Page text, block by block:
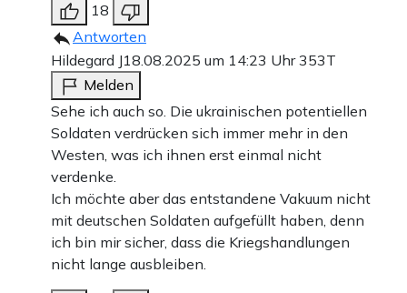
18
Antworten
Hildegard J18.08.2025 um 14:23 Uhr353T
Melden
Sehe ich auch so. Die ukrainischen potentiellen
Soldaten verdrücken sich immer mehr in den
Westen, was ich ihnen erst einmal nicht
verdenke.
Ich möchte aber das entstandene Vakuum nicht
mit deutschen Soldaten aufgefüllt haben, denn
ich bin mir sicher, dass die Kriegshandlungen
nicht lange ausbleiben.